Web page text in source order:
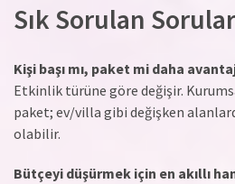
Sık Sorulan Sorular
Kişi başı mı, paket mi daha
Etkinlik türüne göre değişir.
paket; ev/villa gibi değişken
olabilir.
Bütçeyi düşürmek için en akıllı